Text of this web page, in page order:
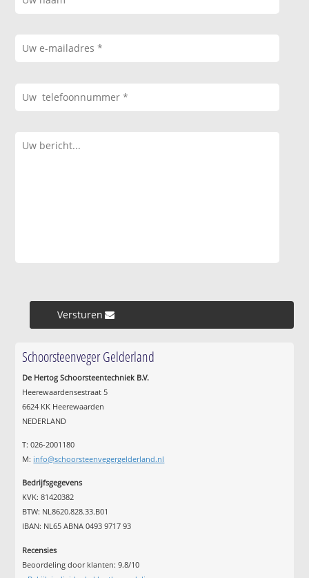
Versturen »
Schoorsteenveger Gelderland
De Hertog Schoorsteentechniek B.V.
Heerewaardensestraat 5
6624 KK Heerewaarden
NEDERLAND
T: 026-2001180
M: info@schoorsteenvegergelderland.nl
Bedrijfsgegevens
KVK: 81420382
BTW: NL8620.828.33.B01
IBAN: NL65 ABNA 0493 9717 93
Recensies
Beoordeling door klanten:9.8/10